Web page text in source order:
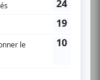
aimé. Ma fille
les clowns ont fait.